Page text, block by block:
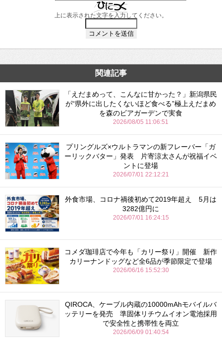
上に表示された文字を入力してください。
関連記事
「えだまめって、こんなに甘かった？」新潟県民
が“県外に出したくないほど食べる”極上えだまめ
を森のビアガーデンで実食
2026/08/05 11:06:51
プリングルズ×ウルトラマンの新フレーバー「ガ
ーリックバター」発表 片寄涼太さんが祝福イベ
ントに登場
2026/07/01 22:12:21
外食市場、コロナ禍後初めて2019年超え 5月は
3282億円に
2026/07/01 16:24:15
コメダ珈琲店で今年も「カリー祭り」開催 新作
カリーナンドッグなど全6品が季節限定で登場
2026/06/16 15:52:30
QIROCA、ケーブル内蔵の10000mAhモバイルバ
ッテリーを発売 準固体リチウムイオン電池採用
で安全性と携帯性を両立
2026/06/09 01:40:54